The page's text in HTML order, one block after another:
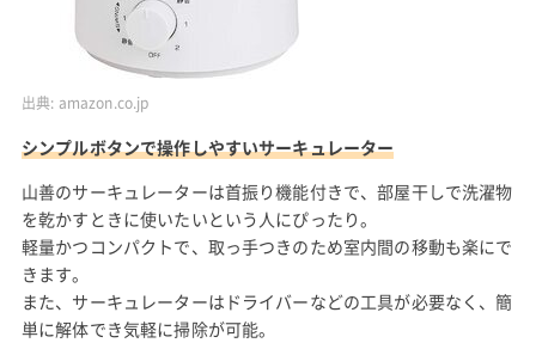
出典: amazon.co.jp
シンプルボタンで操作しやすいサーキュレーター
山善のサーキュレーターは首振り機能付きで、部屋干しで洗濯物
を乾かすときに使いたいという人にぴったり。
軽量かつコンパクトで、取っ手つきのため室内間の移動も楽にで
きます。
また、サーキュレーターはドライバーなどの工具が必要なく、簡
単に解体でき気軽に掃除が可能。